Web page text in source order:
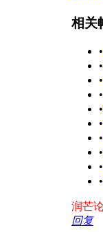
相关
•
•
•
•
•
•
•
•
•
•
润芒
回复